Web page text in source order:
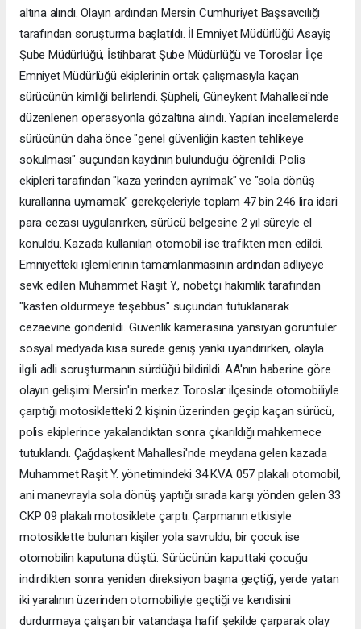
altına alındı. Olayın ardından Mersin Cumhuriyet Başsavcılığı
tarafından soruşturma başlatıldı. İl Emniyet Müdürlüğü Asayiş
Şube Müdürlüğü, İstihbarat Şube Müdürlüğü ve Toroslar İlçe
Emniyet Müdürlüğü ekiplerinin ortak çalışmasıyla kaçan
sürücünün kimliği belirlendi. Şüpheli, Güneykent Mahallesi'nde
düzenlenen operasyonla gözaltına alındı. Yapılan incelemelerde
sürücünün daha önce "genel güvenliğin kasten tehlikeye
sokulması" suçundan kaydının bulunduğu öğrenildi. Polis
ekipleri tarafından "kaza yerinden ayrılmak" ve "sola dönüş
kurallarına uymamak" gerekçeleriyle toplam 47 bin 246 lira idari
para cezası uygulanırken, sürücü belgesine 2 yıl süreyle el
konuldu. Kazada kullanılan otomobil ise trafikten men edildi.
Emniyetteki işlemlerinin tamamlanmasının ardından adliyeye
sevk edilen Muhammet Raşit Y., nöbetçi hakimlik tarafından
"kasten öldürmeye teşebbüs" suçundan tutuklanarak
cezaevine gönderildi. Güvenlik kamerasına yansıyan görüntüler
sosyal medyada kısa sürede geniş yankı uyandırırken, olayla
ilgili adli soruşturmanın sürdüğü bildirildi. AA'nın haberine göre
olayın gelişimi Mersin'in merkez Toroslar ilçesinde otomobiliyle
çarptığı motosikletteki 2 kişinin üzerinden geçip kaçan sürücü,
polis ekiplerince yakalandıktan sonra çıkarıldığı mahkemece
tutuklandı. Çağdaşkent Mahallesi'nde meydana gelen kazada
Muhammet Raşit Y. yönetimindeki 34 KVA 057 plakalı otomobil,
ani manevrayla sola dönüş yaptığı sırada karşı yönden gelen 33
CKP 09 plakalı motosiklete çarptı. Çarpmanın etkisiyle
motosiklette bulunan kişiler yola savruldu, bir çocuk ise
otomobilin kaputuna düştü. Sürücünün kaputtaki çocuğu
indirdikten sonra yeniden direksiyon başına geçtiği, yerde yatan
iki yaralının üzerinden otomobiliyle geçtiği ve kendisini
durdurmaya çalışan bir vatandaşa hafif şekilde çarparak olay